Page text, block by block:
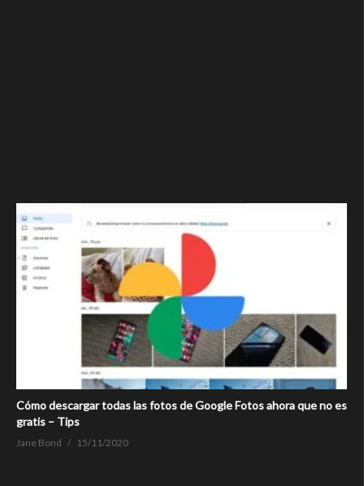
Cómo descargar todas las fotos de Google Fotos ahora que no es
gratis – Tips
Jane Bond 15/11/2020